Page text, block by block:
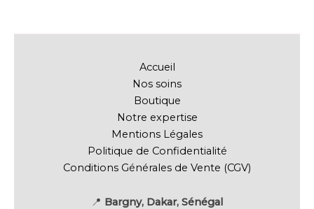
Accueil
Nos soins
Boutique
Notre expertise
Mentions Légales
Politique de Confidentialité
Conditions Générales de Vente (CGV)
📍 Bargny, Dakar, Sénégal